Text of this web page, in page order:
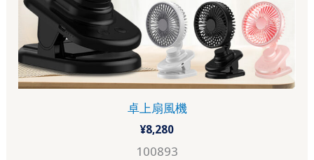
卓上扇風機
¥8,280
100893